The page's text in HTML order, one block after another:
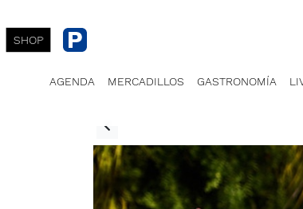
SHOP
AGENDA MERCADILLOS GASTRONOMÍA